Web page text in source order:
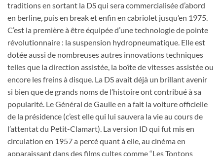
traditions en sortant la DS qui sera commercialisée d’abord
en berline, puis en break et enfin en cabriolet jusqu’en 1975.
C’est la première à être équipée d’une technologie de pointe
révolutionnaire : la suspension hydropneumatique. Elle est
dotée aussi de nombreuses autres innovations techniques
telles que la direction assistée, la boîte de vitesses assistée ou
encore les freins à disque. La DS avait déjà un brillant avenir
si bien que de grands noms de l’histoire ont contribué à sa
popularité. Le Général de Gaulle en a fait la voiture officielle
de la présidence (c’est elle qui lui sauvera la vie au cours de
l’attentat du Petit-Clamart). La version ID qui fut mis en
circulation en 1957 a percé quant à elle, au cinéma en
apparaissant dans des films cultes comme “Les Tontons